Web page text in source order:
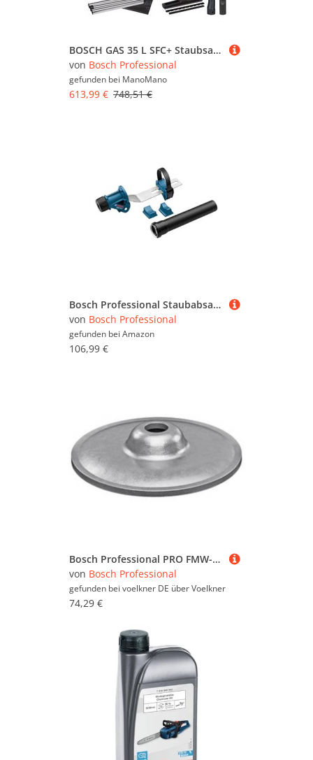
BOSCH GAS 35 L SFC+ Staubsauger - 0 601 9C3 0W0
von Bosch Professional
gefunden bei ManoMano
613,99 € 748,51 €
Bosch Professional Staubabsaugung GDE max (kompatibel mit allen aktuellen Bosch-SDS-max-Bohr- und Schlaghämmern kompatibel, 750 g Gewicht)
von Bosch Professional
gefunden bei Amazon
106,99 €
Bosch Professional PRO FMW-25 Universelle Metallscheibe Befestigungssockel 1600A03C2V 1St.
von Bosch Professional
gefunden bei voelkner DE überVoelkner
74,29 €